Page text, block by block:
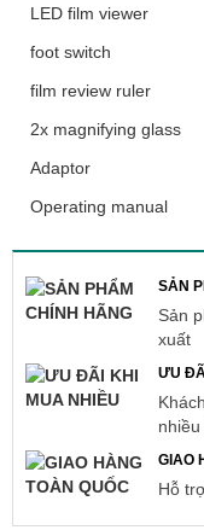
LED film
foot
film review
2x magnifying
Adaptor
Operating
SẢN
Sản
xuất
ƯU
GIAO
Hỗ